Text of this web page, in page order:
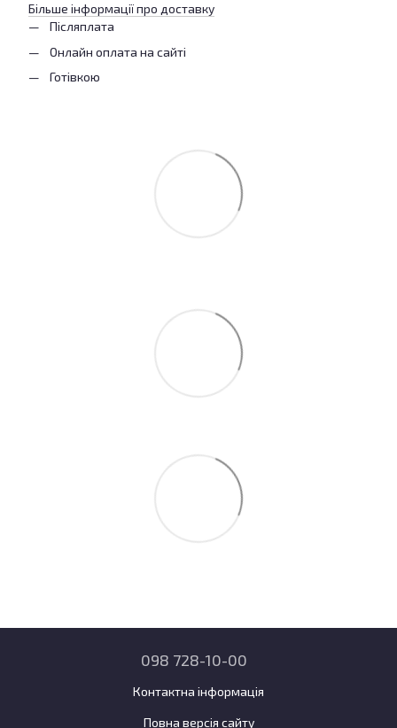
Більше інформації про доставку
Післяплата
Онлайн оплата на сайті
Готівкою
098 728-10-00
Контактна інформація
Повна версія сайту